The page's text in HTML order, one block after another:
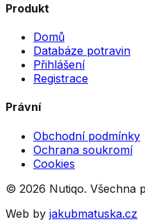
Produkt
Domů
Databáze potravin
Přihlášení
Registrace
Právní
Obchodní podmínky
Ochrana soukromí
Cookies
© 2026 Nutiqo. Všechna
Web by jakubmatuska.cz